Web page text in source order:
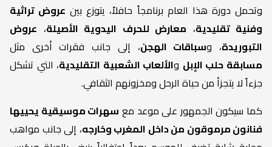
وتحمل دورة هذا العام برنامجاً حافلاً، يتوزع بين عروض تراثية
وفنية تقليدية، معارض للحرف اليدوية الأصيلة، عروض
التبوريدة، وسباقات الهجن، إلى جانب فقرات أخرى مثل
مسابقة حلب الإبل والألعاب الشعبية التقليدية، التي تشكل
جزءاً لا يتجزأ من حياة الرحل ومخزونهم الثقافي.
كما سيكون الجمهور على موعد مع سهرات موسيقية يحييها
فنانون مرموقون من داخل المغرب وخارجه، إلى جانب مواهب